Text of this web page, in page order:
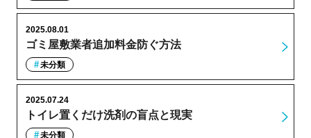
ゴミ屋敷業者追加料金防ぐ方法
2025.08.01
未分類
トイレ置くだけ洗剤の盲点と現実
2025.07.24
未分類